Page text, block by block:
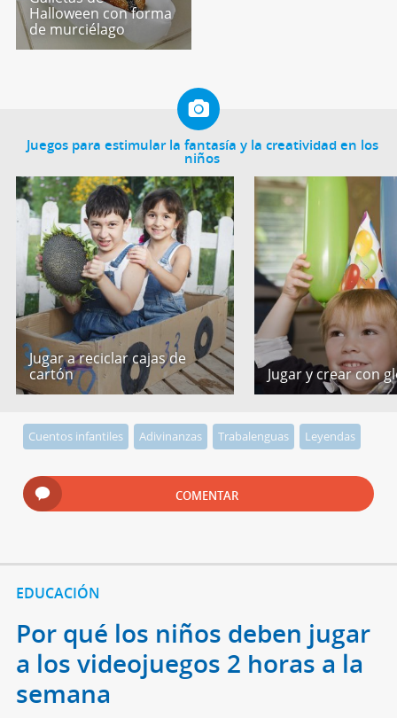
Halloween con forma
de murciélago
Juegos para estimular la fantasía y la creatividad en los
niños
Jugar a reciclar cajas de
cartón
Jugar y crear con
Cuentos infantiles Adivinanzas Trabalenguas Leyendas
COMENTAR
EDUCACIÓN
Por qué los niños deben jugar
a los videojuegos 2 horas a la
semana